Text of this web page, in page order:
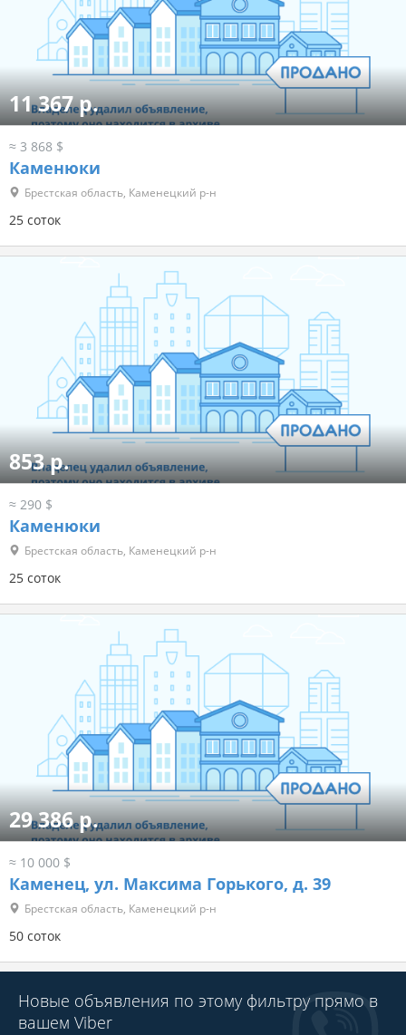
11 367 р.
≈ 3 868 $
Каменюки
Брестская область, Каменецкий р-н
25 соток
853 р.
≈ 290 $
Каменюки
Брестская область, Каменецкий р-н
25 соток
29 386 р.
≈ 10 000 $
Каменец, ул. Максима Горького, д. 39
Брестская область, Каменецкий р-н
50 соток
Новые объявления по этому фильтру прямо в
вашем Viber